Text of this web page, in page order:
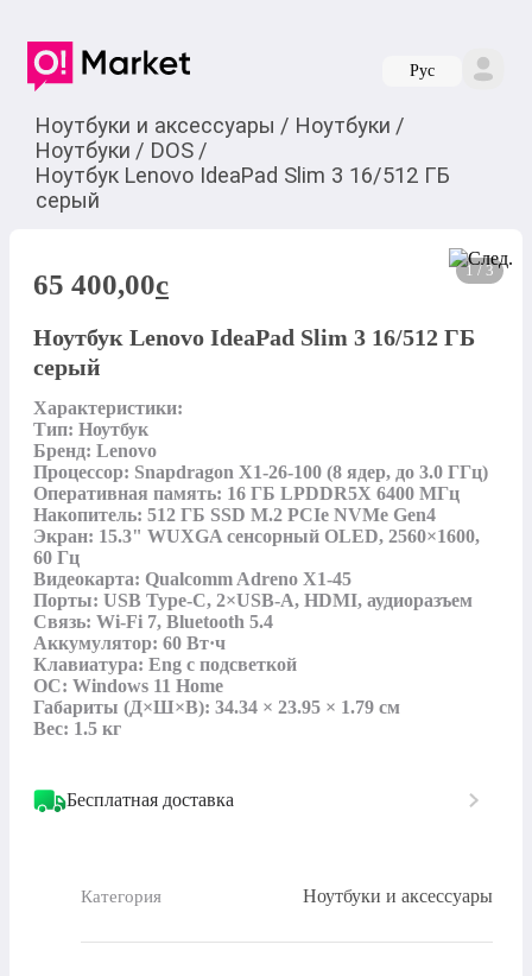
Руc
Ноутбуки и аксессуары / Ноутбуки /
Ноутбуки / DOS /
Ноутбук Lenovo IdeaPad Slim 3 16/512 ГБ
серый
1 / 3
65 400,00c
Ноутбук Lenovo IdeaPad Slim 3 16/512 ГБ
серый
Характеристики:
Тип: Ноутбук
Бренд: Lenovo
Процессор: Snapdragon X1-26-100 (8 ядер, до 3.0 ГГц)
Оперативная память: 16 ГБ LPDDR5X 6400 МГц
Накопитель: 512 ГБ SSD M.2 PCIe NVMe Gen4
Экран: 15.3" WUXGA сенсорный OLED, 2560×1600,
60 Гц
Видеокарта: Qualcomm Adreno X1-45
Порты: USB Type-C, 2×USB-A, HDMI, аудиоразъем
Связь: Wi‑Fi 7, Bluetooth 5.4
Аккумулятор: 60 Вт·ч
Клавиатура: Eng с подсветкой
ОС: Windows 11 Home
Габариты (Д×Ш×В): 34.34 × 23.95 × 1.79 см
Вес: 1.5 кг
Бесплатная доставка
Категория Ноутбуки и аксессуары